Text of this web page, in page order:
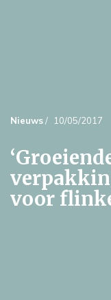
Nieuws/ 10/05/2017
voor